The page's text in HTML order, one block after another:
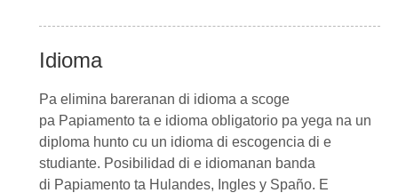
Idioma
Pa elimina bareranan di idioma a scoge
pa Papiamento ta e idioma obligatorio pa yega na un
diploma hunto cu un idioma di escogencia di e
studiante. Posibilidad di e idiomanan banda
di Papiamento ta Hulandes, Ingles y Spaño. E